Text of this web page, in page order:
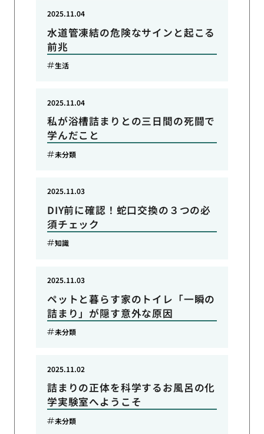
水道管凍結の危険なサインと起こる
前兆
2025.11.04
生活
私が浴槽詰まりとの三日間の死闘で
学んだこと
2025.11.04
未分類
DIY前に確認！蛇口交換の３つの必
須チェック
2025.11.03
知識
ペットと暮らす家のトイレ「一瞬の
詰まり」が隠す意外な原因
2025.11.03
未分類
詰まりの正体を科学するお風呂の化
学実験室へようこそ
2025.11.02
未分類